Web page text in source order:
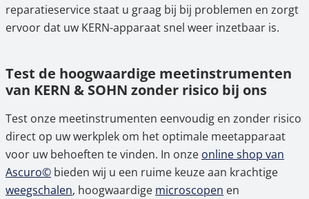
reparatieservice staat u graag bij bij problemen en zorgt
ervoor dat uw KERN-apparaat snel weer inzetbaar is.
Test de hoogwaardige meetinstrumenten
van KERN & SOHN zonder risico bij ons
Test onze meetinstrumenten eenvoudig en zonder risico
direct op uw werkplek om het optimale meetapparaat
voor uw behoeften te vinden. In onze online shop van
Ascuro© bieden wij u een ruime keuze aan krachtige
weegschalen, hoogwaardige microscopen en